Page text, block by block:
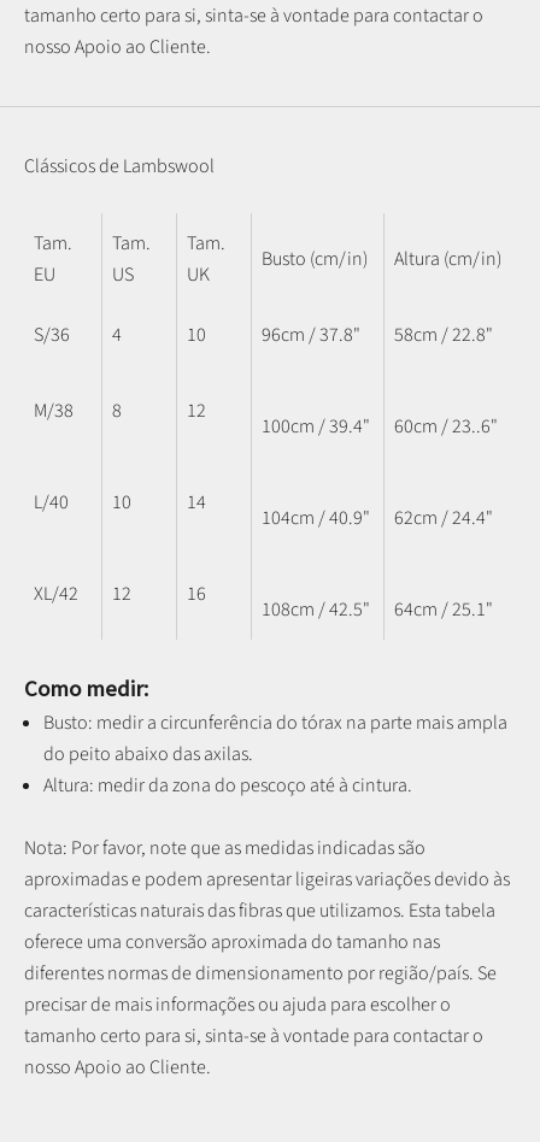
tamanho certo para si, sinta-se à vontade para contactar o
nosso Apoio ao Cliente.
Clássicos de Lambswool
Tam.
EU
Tam.
US
Tam.
UK
Busto (cm/in) Altura (cm/in)
S/36 4 10 96cm / 37.8" 58cm / 22.8"
M/38 8 12
100cm / 39.4" 60cm / 23..6"
L/40 10 14
104cm / 40.9" 62cm / 24.4"
XL/42 12 16
108cm / 42.5" 64cm / 25.1"
Como medir:
Busto: medir a circunferência do tórax na parte mais ampla
do peito abaixo das axilas.
Altura: medir da zona do pescoço até à cintura.
Nota: Por favor, note que as medidas indicadas são
aproximadas e podem apresentar ligeiras variações devido às
características naturais das fibras que utilizamos. Esta tabela
oferece uma conversão aproximada do tamanho nas
diferentes normas de dimensionamento por região/país. Se
precisar de mais informações ou ajuda para escolher o
tamanho certo para si, sinta-se à vontade para contactar o
nosso Apoio ao Cliente.